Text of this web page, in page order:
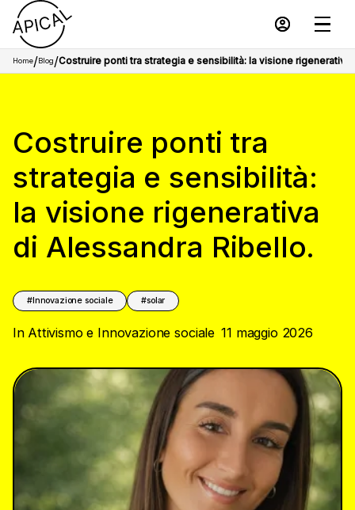
Home/Blog/Costruire ponti tra strategia e sensibilità: la visione rigenerativa
Costruire ponti tra
strategia e sensibilità:
la visione rigenerativa
di Alessandra Ribello.
Innovazione sociale solar
In Attivismo e Innovazione sociale 11 maggio 2026